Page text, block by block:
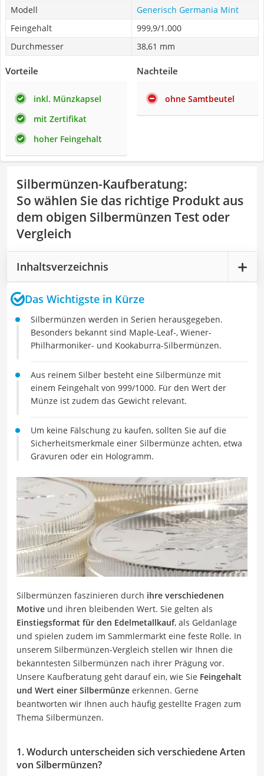
Modell
Generisch Germania Mint
Feingehalt
999,9/1.000
Durchmesser
38,61 mm
Vorteile
inkl. Münzkapsel
mit Zertifikat
hoher Feingehalt
Nachteile
ohne Samtbeutel
Silbermünzen-Kaufberatung:
So wählen Sie das richtige Produkt aus
dem obigen Silbermünzen Test oder
Vergleich
Inhaltsverzeichnis
Das Wichtigste in Kürze
Silbermünzen werden in Serien herausgegeben.
Besonders bekannt sind Maple-Leaf-, Wiener-
Philharmoniker- und Kookaburra-Silbermünzen.
Aus reinem Silber besteht eine Silbermünze mit
einem Feingehalt von 999/1000. Für den Wert der
Münze ist zudem das Gewicht relevant.
Um keine Fälschung zu kaufen, sollten Sie auf die
Sicherheitsmerkmale einer Silbermünze achten, etwa
Gravuren oder ein Hologramm.
Silbermünzen faszinieren durch ihre verschiedenen
Motive und ihren bleibenden Wert. Sie gelten als
Einstiegsformat für den Edelmetallkauf, als Geldanlage
und spielen zudem im Sammlermarkt eine feste Rolle. In
unserem Silbermünzen-Vergleich stellen wir Ihnen die
bekanntesten Silbermünzen nach ihrer Prägung vor.
Unsere Kaufberatung geht darauf ein, wie Sie Feingehalt
und Wert einer Silbermünze erkennen. Gerne
beantworten wir Ihnen auch häufig gestellte Fragen zum
Thema Silbermünzen.
1. Wodurch unterscheiden sich verschiedene Arten
von Silbermünzen?